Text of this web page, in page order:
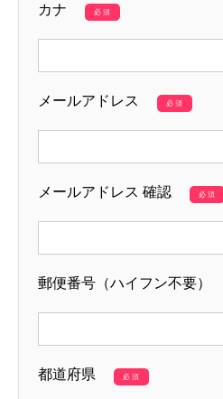
カナ 必須
メールアドレス 必須
メールアドレス 確認 必須
郵便番号（ハイフン不要）
都道府県 必須